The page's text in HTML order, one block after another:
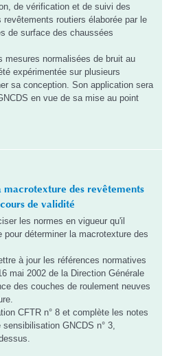
de vérification et de suivi des
routiers élaborée par le
de surface des chaussées
mesures normalisées de bruit au
expérimentée sur plusieurs
sa conception. Son application sera
en vue de sa mise au point
macrotexture des revêtements
de validité
les normes en vigueur qu'il
déterminer la macrotexture des
à jour les références normatives
mai 2002 de la Direction Générale
des couches de roulement neuves
CFTR n° 8 et complète les notes
GNCDS n° 3,